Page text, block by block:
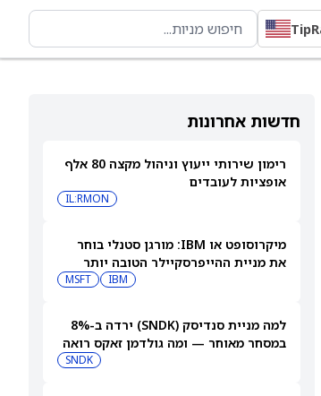
חדשות אחרונות
רימון שירותי ייעוץ וניהול מקצה 80 אלף
אופציות לעובדים
IL:RMON
מיקרוסופט או IBM: מורגן סטנלי בוחר
את מניית ההייפרסקיילר הטובה יותר
IBM
MSFT
למה מניית סנדיסק (SNDK) ירדה ב-8%
במסחר מאוחר — ומה גולדמן זאקס רואה
SNDK